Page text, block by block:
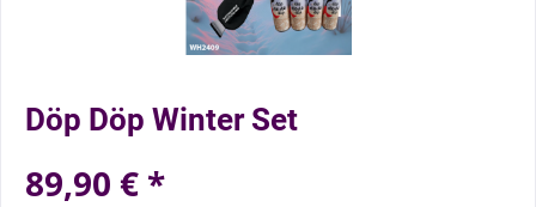
Döp Döp Winter Set
89,90 € *